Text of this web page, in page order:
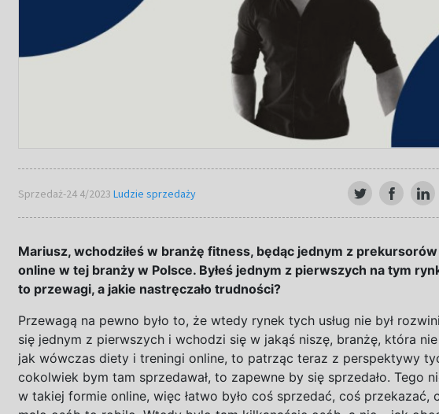
Sprzedaż-24 4/2023 Ludzie sprzedaży
Mariusz, wchodziłeś w branżę fitness, będąc jednym z prekursorów
online w tej branży w Polsce. Byłeś jednym z pierwszych na tym
to przewagi, a jakie nastręczało trudności?
Przewagą na pewno było to, że wtedy rynek tych usług nie był
się jednym z pierwszych i wchodzi się w jakąś niszę, branżę, która
jak wówczas diety i treningi online, to patrząc teraz z perspektywy
cokolwiek bym tam sprzedawał, to zapewne by się sprzedało. Tego
w takiej formie online, więc łatwo było coś sprzedać, coś przekazać,